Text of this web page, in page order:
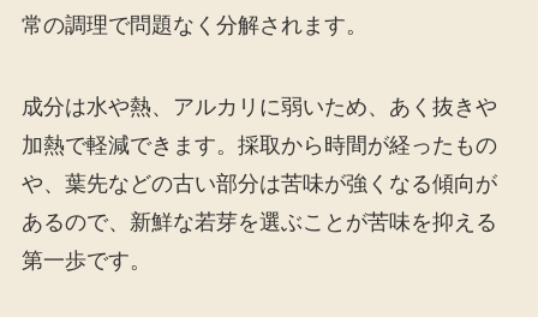
常の調理で問題なく分解されます。
成分は水や熱、アルカリに弱いため、あく抜きや
加熱で軽減できます。採取から時間が経ったもの
や、葉先などの古い部分は苦味が強くなる傾向が
あるので、新鮮な若芽を選ぶことが苦味を抑える
第一歩です。